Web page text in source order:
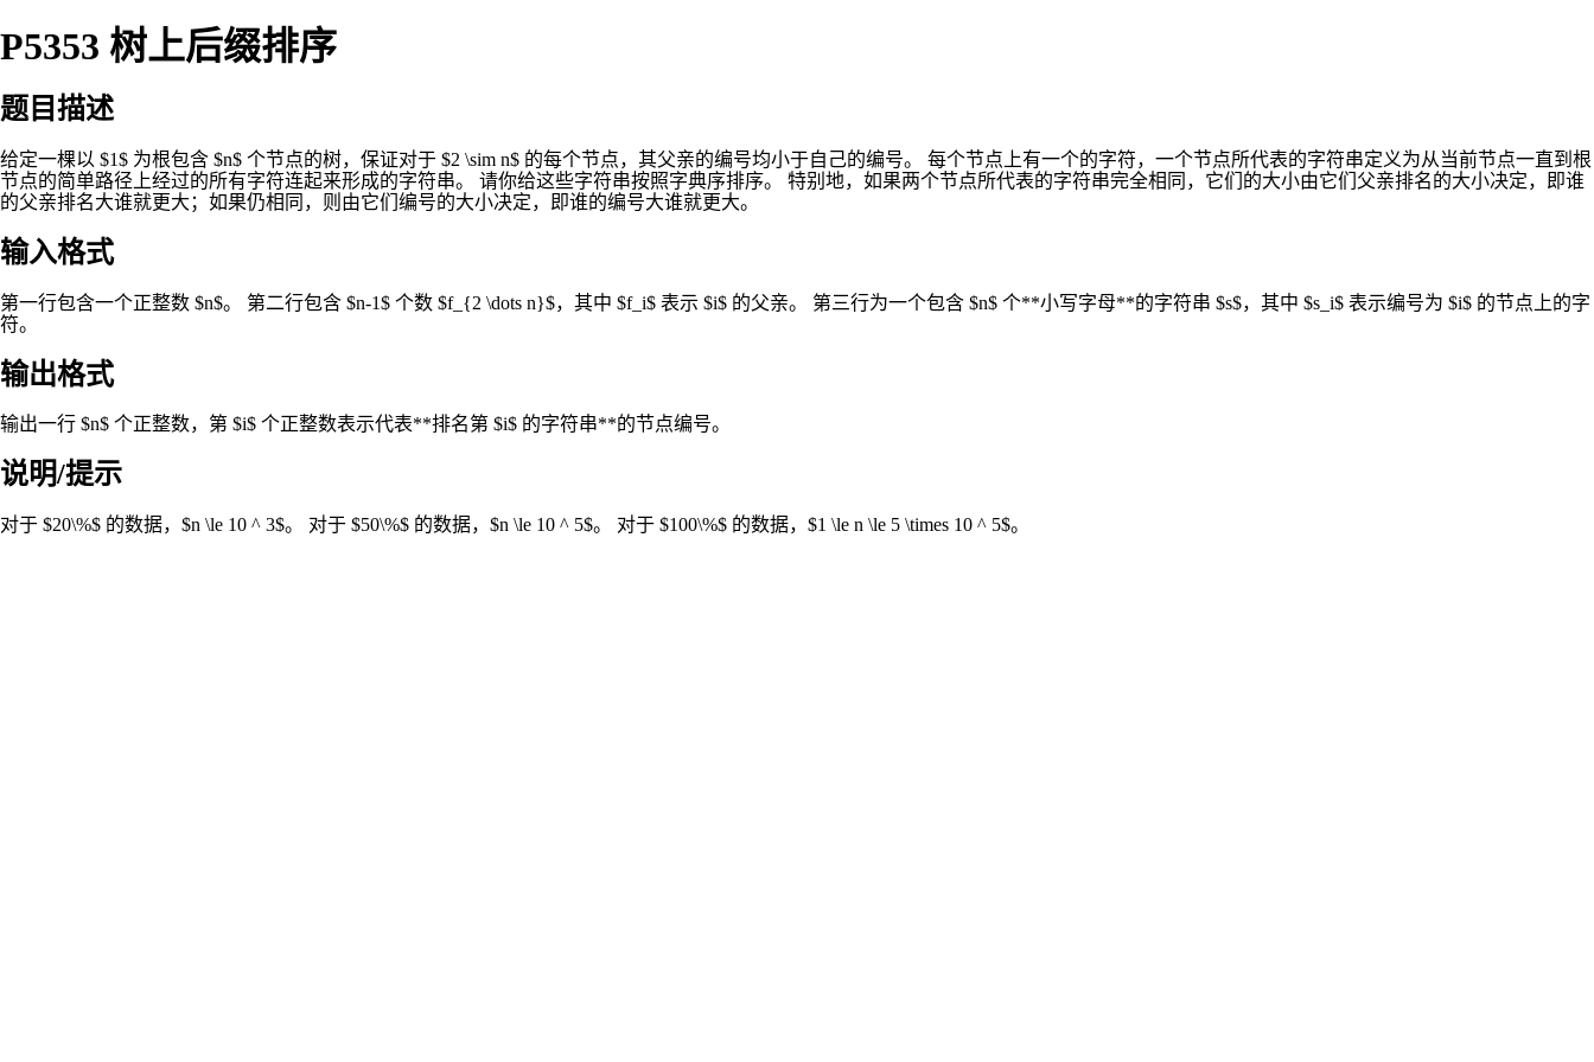
P5353 树上后缀排序
题目描述
给定一棵以 $1$ 为根包含 $n$ 个节点的树，保证对于 $2 \sim n$ 的每个节点，其父亲的编号均小于自己的编号。 每个节点上有一个的字符，一个节点所代表的字符串定义为从当前节点一直到根
节点的简单路径上经过的所有字符连起来形成的字符串。 请你给这些字符串按照字典序排序。 特别地，如果两个节点所代表的字符串完全相同，它们的大小由它们父亲排名的大小决定，即谁
的父亲排名大谁就更大；如果仍相同，则由它们编号的大小决定，即谁的编号大谁就更大。
输入格式
第一行包含一个正整数 $n$。 第二行包含 $n-1$ 个数 $f_{2 \dots n}$，其中 $f_i$ 表示 $i$ 的父亲。 第三行为一个包含 $n$ 个**小写字母**的字符串 $s$，其中 $s_i$ 表示编号为 $i$ 的节点上的字
符。
输出格式
输出一行 $n$ 个正整数，第 $i$ 个正整数表示代表**排名第 $i$ 的字符串**的节点编号。
说明/提示
对于 $20\%$ 的数据，$n \le 10 ^ 3$。 对于 $50\%$ 的数据，$n \le 10 ^ 5$。 对于 $100\%$ 的数据，$1 \le n \le 5 \times 10 ^ 5$。